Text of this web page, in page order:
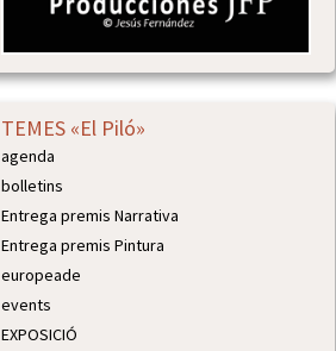
TEMES «El Piló»
agenda
bolletins
Entrega premis Narrativa
Entrega premis Pintura
europeade
events
EXPOSICIÓ